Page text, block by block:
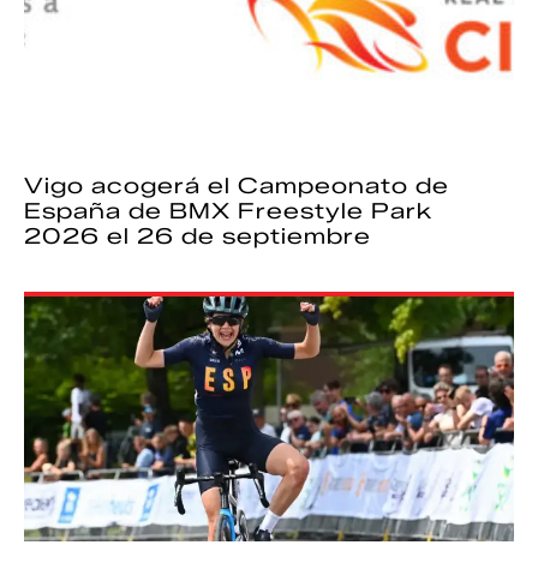
Vigo acogerá el Campeonato de
España de BMX Freestyle Park
2026 el 26 de septiembre